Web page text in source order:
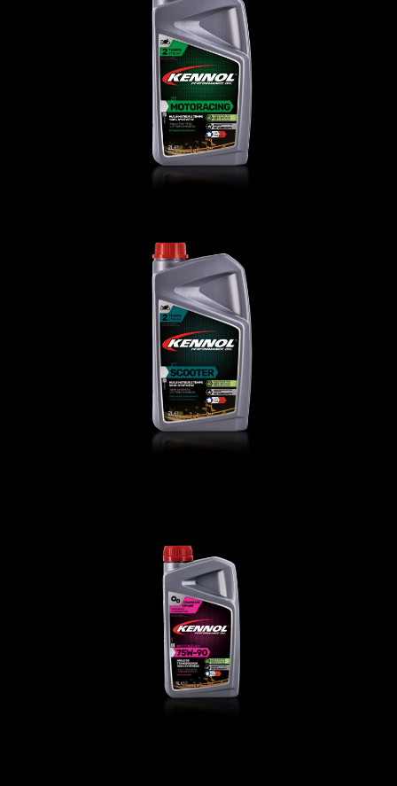
MOTORACING 2T
发动机油,摩托车
SCOOTER 2T
发动机油,摩托车
MOTOGEAR 75W-90
变速器油,摩托车